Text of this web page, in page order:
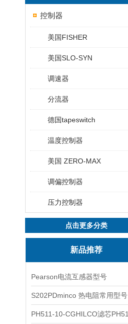
控制器
美国FISHER
美国SLO-SYN
调速器
分流器
德国tapeswitch
温度控制器
美国 ZERO-MAX
调偏控制器
压力控制器
点击更多分类
新品推荐
Pearson电流互感器型号
S202PDminco 热电阻常用型号